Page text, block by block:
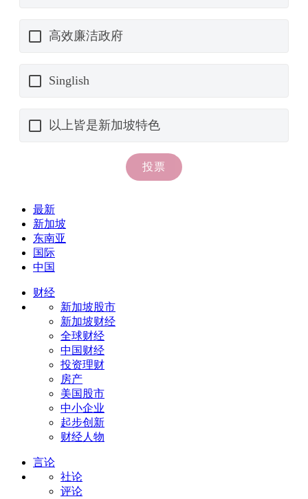
最新
新加坡
东南亚
国际
中国
财经
新加坡股市
新加坡财经
全球财经
中国财经
投资理财
房产
美国股市
中小企业
起步创新
财经人物
言论
社论
评论